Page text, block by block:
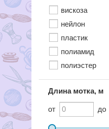
вискоза
нейлон
пластик
полиамид
полиэстер
Длина мотка, м
от до